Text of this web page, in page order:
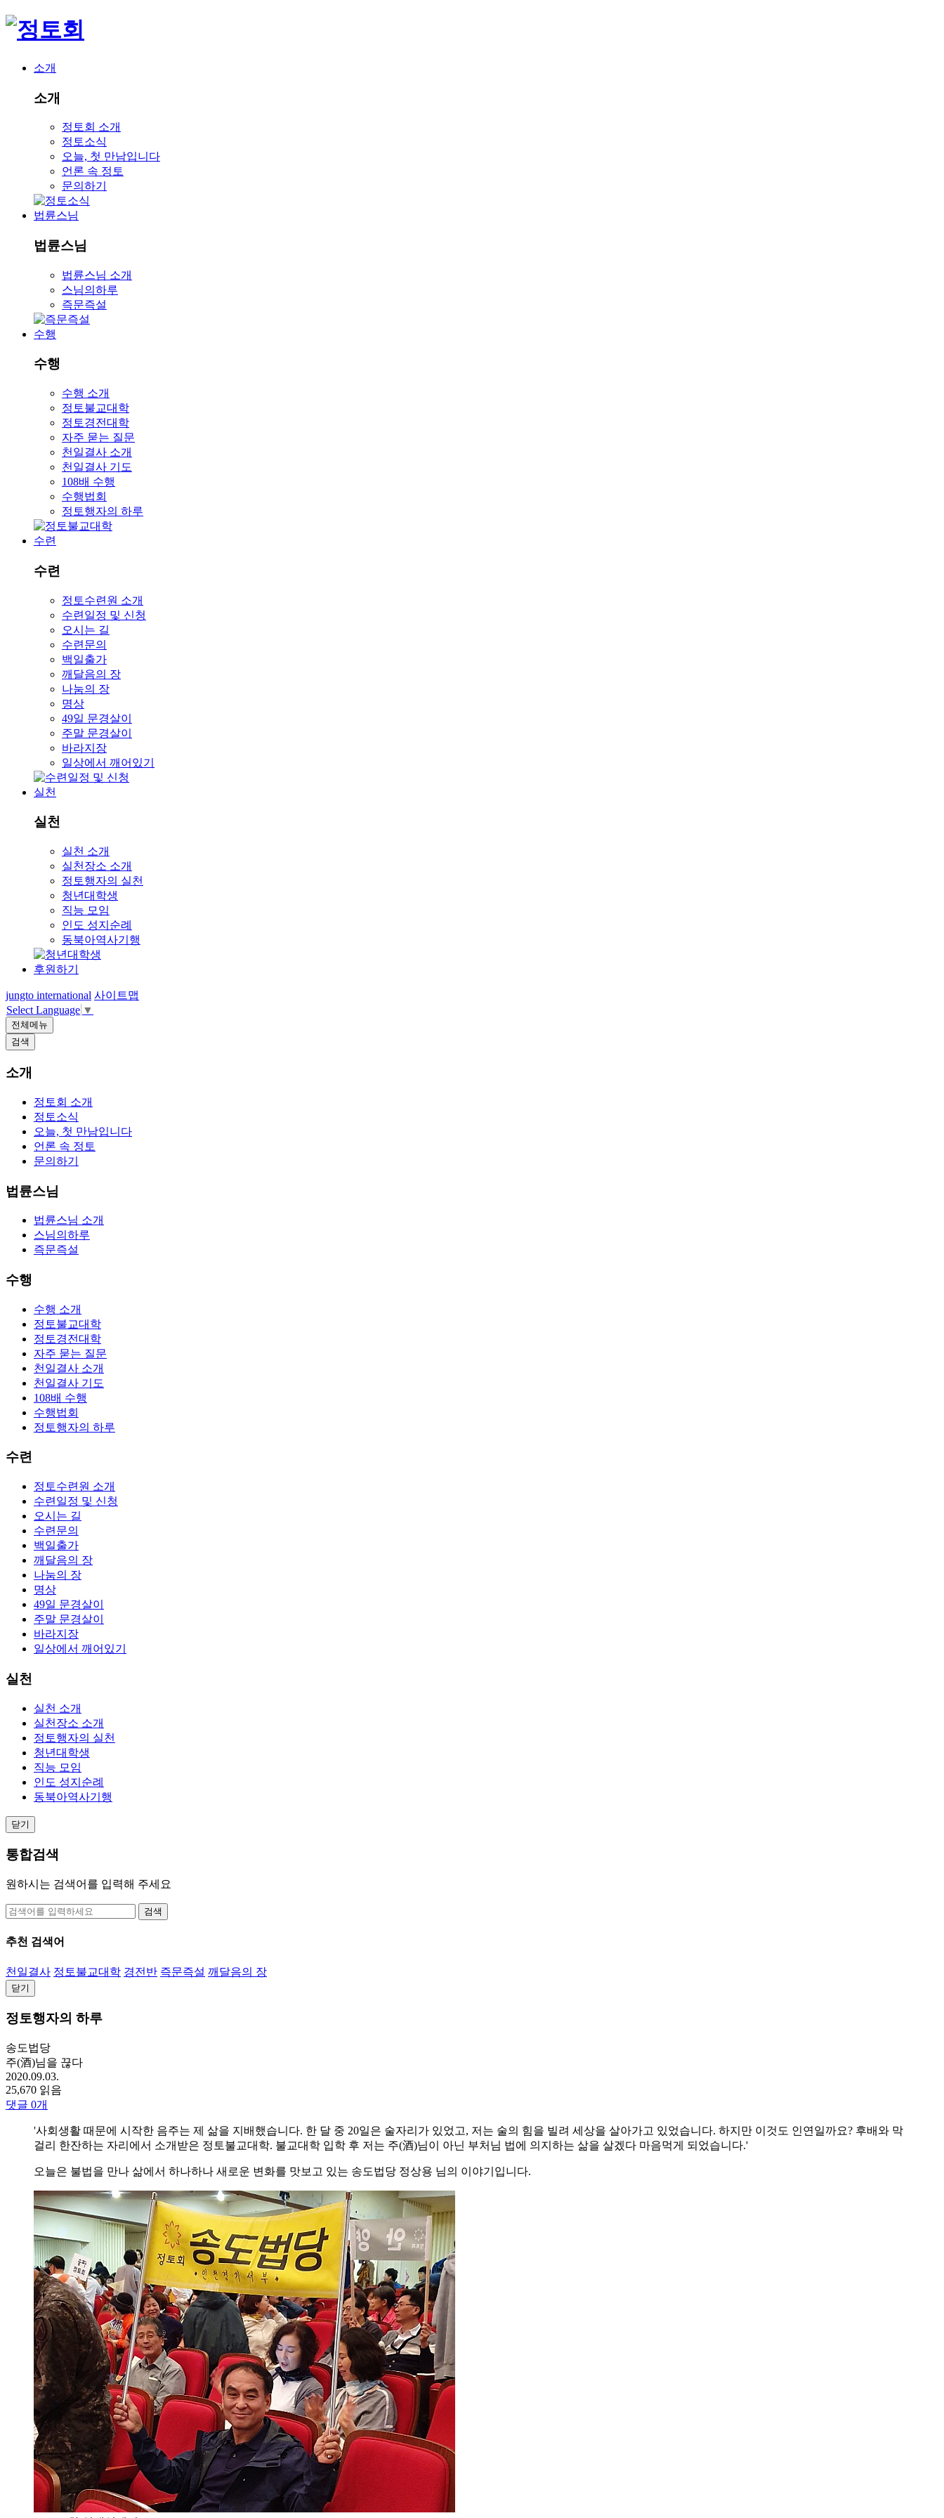
소개
소개
정토회 소개
정토소식
오늘, 첫 만남입니다
언론 속 정토
문의하기
법륜스님
법륜스님
법륜스님 소개
스님의하루
즉문즉설
수행
수행
수행 소개
정토불교대학
정토경전대학
자주 묻는 질문
천일결사 소개
천일결사 기도
108배 수행
수행법회
정토행자의 하루
수련
수련
정토수련원 소개
수련일정 및 신청
오시는 길
수련문의
백일출가
깨달음의 장
나눔의 장
명상
49일 문경살이
주말 문경살이
바라지장
일상에서 깨어있기
실천
실천
실천 소개
실천장소 소개
정토행자의 실천
청년대학생
직능 모임
인도 성지순례
동북아역사기행
후원하기
jungto international 사이트맵
Select Language ▼
전체메뉴
검색
소개
정토회 소개
정토소식
오늘, 첫 만남입니다
언론 속 정토
문의하기
법륜스님
법륜스님 소개
스님의하루
즉문즉설
수행
수행 소개
정토불교대학
정토경전대학
자주 묻는 질문
천일결사 소개
천일결사 기도
108배 수행
수행법회
정토행자의 하루
수련
정토수련원 소개
수련일정 및 신청
오시는 길
수련문의
백일출가
깨달음의 장
나눔의 장
명상
49일 문경살이
주말 문경살이
바라지장
일상에서 깨어있기
실천
실천 소개
실천장소 소개
정토행자의 실천
청년대학생
직능 모임
인도 성지순례
동북아역사기행
닫기
통합검색
원하시는 검색어를 입력해 주세요
검색
추천 검색어
천일결사 정토불교대학 경전반 즉문즉설 깨달음의 장
닫기
정토행자의 하루
송도법당
주(酒)님을 끊다
2020.09.03.
25,670 읽음
댓글 0개
'사회생활 때문에 시작한 음주는 제 삶을 지배했습니다. 한 달 중 20일은 술자리가 있었고, 저는 술의 힘을 빌려 세상을 살아가고 있었습니다. 하지만 이것도 인연일까요? 후배와 막
걸리 한잔하는 자리에서 소개받은 정토불교대학. 불교대학 입학 후 저는 주(酒)님이 아닌 부처님 법에 의지하는 삶을 살겠다 마음먹게 되었습니다.'
오늘은 불법을 만나 삶에서 하나하나 새로운 변화를 맛보고 있는 송도법당 정상용 님의 이야기입니다.